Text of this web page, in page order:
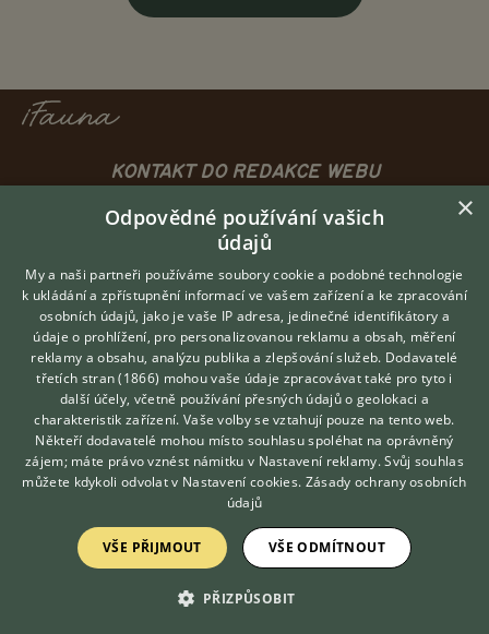
KONTAKT DO REDAKCE WEBU
redakce@ifauna.cz
nonstop
DOMOVSKÁ STRÁNKA
INZERCE
DISKUSE
ČLÁNKY
CHOVATELSKÉ STANICE
ATLAS
VÝBĚR VHODNÉHO PLEMENE
O nás
Kontakt
Hledáte zvířecího kamaráda?
Zdarma vám poradí
VETERINÁŘ ONLINE
KONZULTOVAT S
VETERINÁŘEM
×
Odpovědné používání vašich
údajů
My a naši partneři používáme soubory cookie a podobné technologie
k ukládání a zpřístupnění informací ve vašem zařízení a ke zpracování
osobních údajů, jako je vaše IP adresa, jedinečné identifikátory a
údaje o prohlížení, pro personalizovanou reklamu a obsah, měření
reklamy a obsahu, analýzu publika a zlepšování služeb. Dodavatelé
třetích stran (1866) mohou vaše údaje zpracovávat také pro tyto i
další účely, včetně používání přesných údajů o geolokaci a
charakteristik zařízení. Vaše volby se vztahují pouze na tento web.
Někteří dodavatelé mohou místo souhlasu spoléhat na oprávněný
zájem; máte právo vznést námitku v Nastavení reklamy. Svůj souhlas
můžete kdykoli odvolat v Nastavení cookies. Zásady ochrany osobních
údajů
VŠE PŘIJMOUT VŠE ODMÍTNOUT
PŘIZPŮSOBIT